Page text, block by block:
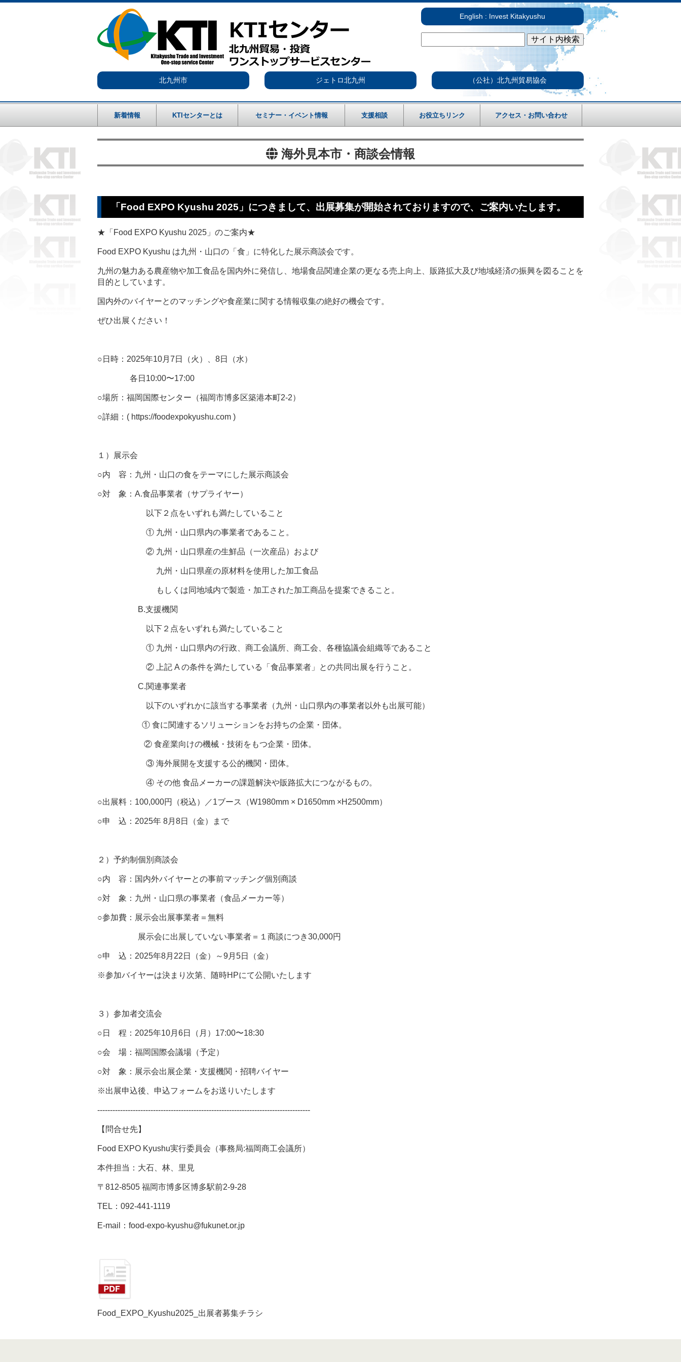
English : Invest Kitakyushu
北九州市 ジェトロ北九州 （公社）北九州貿易協会
新着情報 KTIセンターとは セミナー・イベント情報 支援相談 お役立ちリンク アクセス・お問い合わせ
海外見本市・商談会情報
「Food EXPO Kyushu 2025」につきまして、出展募集が開始されておりますので、ご案内いたします。
★「Food EXPO Kyushu 2025」のご案内★
Food EXPO Kyushu は九州・山口の「食」に特化した展示商談会です。
九州の魅力ある農産物や加工食品を国内外に発信し、地場食品関連企業の更なる売上向上、販路拡大及び地域経済の振興を図ることを
目的としています。
国内外のバイヤーとのマッチングや食産業に関する情報収集の絶好の機会です。
ぜひ出展ください！
○日時：2025年10月7日（火）、8日（水）
各日10:00〜17:00
○場所：福岡国際センター（福岡市博多区築港本町2-2）
○詳細：( https://foodexpokyushu.com )
１）展示会
○内 容：九州・山口の食をテーマにした展示商談会
○対 象：A.食品事業者（サプライヤー）
以下２点をいずれも満たしていること
① 九州・山口県内の事業者であること。
② 九州・山口県産の生鮮品（一次産品）および
九州・山口県産の原材料を使用した加工食品
もしくは同地域内で製造・加工された加工商品を提案できること。
B.支援機関
以下２点をいずれも満たしていること
① 九州・山口県内の行政、商工会議所、商工会、各種協議会組織等であること
② 上記 A の条件を満たしている「食品事業者」との共同出展を行うこと。
C.関連事業者
以下のいずれかに該当する事業者（九州・山口県内の事業者以外も出展可能）
① 食に関連するソリューションをお持ちの企業・団体。
② 食産業向けの機械・技術をもつ企業・団体。
③ 海外展開を支援する公的機関・団体。
④ その他 食品メーカーの課題解決や販路拡大につながるもの。
○出展料：100,000円（税込）／1ブース（W1980mm × D1650mm ×H2500mm）
○申 込：2025年 8月8日（金）まで
２）予約制個別商談会
○内 容：国内外バイヤーとの事前マッチング個別商談
○対 象：九州・山口県の事業者（食品メーカー等）
○参加費：展示会出展事業者＝無料
展示会に出展していない事業者＝１商談につき30,000円
○申 込：2025年8月22日（金）～9月5日（金）
※参加バイヤーは決まり次第、随時HPにて公開いたします
３）参加者交流会
○日 程：2025年10月6日（月）17:00〜18:30
○会 場：福岡国際会議場（予定）
○対 象：展示会出展企業・支援機関・招聘バイヤー
※出展申込後、申込フォームをお送りいたします
------------------------------------------------------------------------------------
【問合せ先】
Food EXPO Kyushu実行委員会（事務局:福岡商工会議所）
本件担当：大石、林、里見
〒812-8505 福岡市博多区博多駅前2-9-28
TEL：092-441-1119
E-mail：food-expo-kyushu@fukunet.or.jp
Food_EXPO_Kyushu2025_出展者募集チラシ